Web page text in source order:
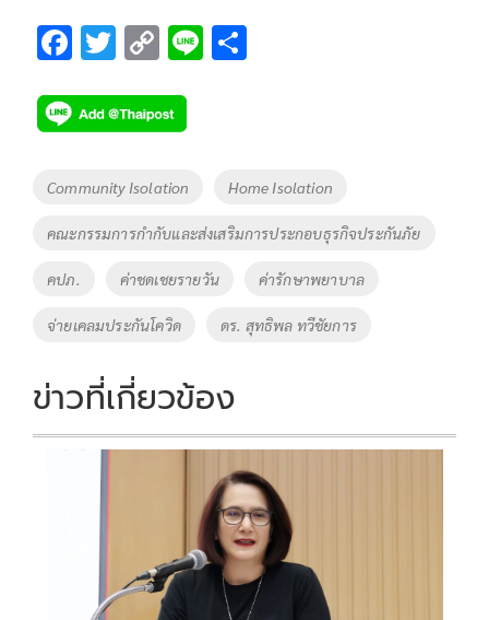
F
e
b
o
k
T
tt
er
C
p
y
Li
n
k
Li
Tags
Community​ Isolation Home Isolation
คณะกรรมการกำกับและส่งเสริมการประกอบธุรกิจประกันภัย
คปภ. ค่าชดเชยรายวัน ค่ารักษาพยาบาล
จ่ายเคลมประกันโควิด ดร. สุทธิพล ทวีชัยการ
ข่าวที่เกี่ยวข้อง